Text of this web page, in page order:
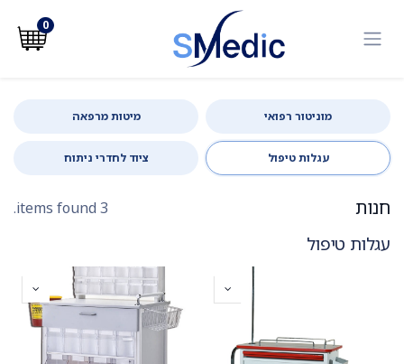
0
מוניטור רפואי מיטות מרפאה
עגלות טיפול ציוד לחדרי ניתוח
חנות 3 items found.
עגלות טיפול